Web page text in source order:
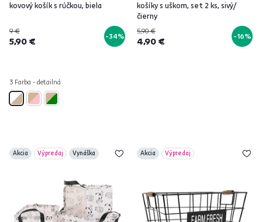
kovový košík s rúčkou, biela
9 €
5,90 € -34%
3 Farba - detailná
košíky s uškom, set 2 ks, sivý/
čierny
5,90 €
4,90 € -16%
Akcia Výpredaj Vynáška Akcia Výpredaj